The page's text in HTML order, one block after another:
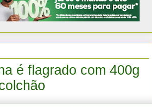
é flagrado com 400g